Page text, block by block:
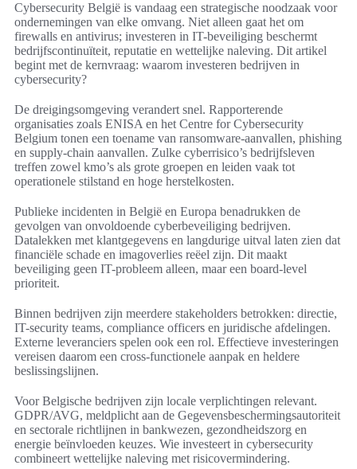
Cybersecurity België is vandaag een strategische noodzaak voor
ondernemingen van elke omvang. Niet alleen gaat het om
firewalls en antivirus; investeren in IT-beveiliging beschermt
bedrijfscontinuïteit, reputatie en wettelijke naleving. Dit artikel
begint met de kernvraag: waarom investeren bedrijven in
cybersecurity?
De dreigingsomgeving verandert snel. Rapporterende
organisaties zoals ENISA en het Centre for Cybersecurity
Belgium tonen een toename van ransomware-aanvallen, phishing
en supply-chain aanvallen. Zulke cyberrisico’s bedrijfsleven
treffen zowel kmo’s als grote groepen en leiden vaak tot
operationele stilstand en hoge herstelkosten.
Publieke incidenten in België en Europa benadrukken de
gevolgen van onvoldoende cyberbeveiliging bedrijven.
Datalekken met klantgegevens en langdurige uitval laten zien dat
financiële schade en imagoverlies reëel zijn. Dit maakt
beveiliging geen IT-probleem alleen, maar een board-level
prioriteit.
Binnen bedrijven zijn meerdere stakeholders betrokken: directie,
IT-security teams, compliance officers en juridische afdelingen.
Externe leveranciers spelen ook een rol. Effectieve investeringen
vereisen daarom een cross-functionele aanpak en heldere
beslissingslijnen.
Voor Belgische bedrijven zijn locale verplichtingen relevant.
GDPR/AVG, meldplicht aan de Gegevensbeschermingsautoriteit
en sectorale richtlijnen in bankwezen, gezondheidszorg en
energie beïnvloeden keuzes. Wie investeert in cybersecurity
combineert wettelijke naleving met risicovermindering.